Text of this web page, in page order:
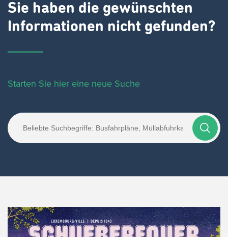
Sie haben die gewünschten
Informationen nicht gefunden?
Starten Sie hier eine neue Suche